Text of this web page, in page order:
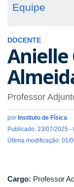
Equipe
DOCENTE
Anielle
Professor
por Instituto de Física
Publicado: 23/07/2025 -
Última modificação: 01/
Cargo: Professor